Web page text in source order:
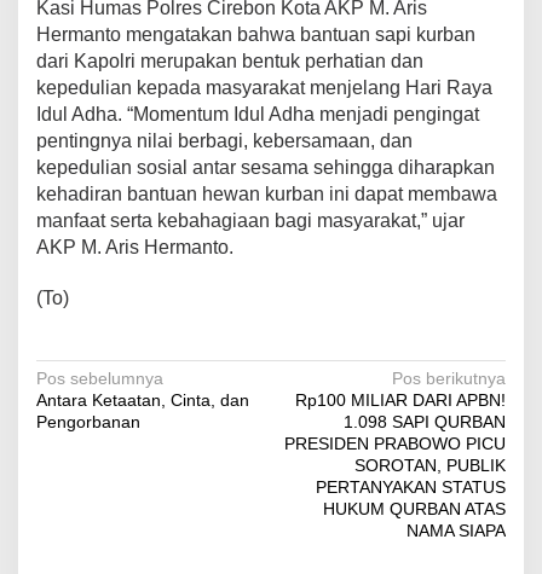
Kasi Humas Polres Cirebon Kota AKP M. Aris
Hermanto mengatakan bahwa bantuan sapi kurban
dari Kapolri merupakan bentuk perhatian dan
kepedulian kepada masyarakat menjelang Hari Raya
Idul Adha. “Momentum Idul Adha menjadi pengingat
pentingnya nilai berbagi, kebersamaan, dan
kepedulian sosial antar sesama sehingga diharapkan
kehadiran bantuan hewan kurban ini dapat membawa
manfaat serta kebahagiaan bagi masyarakat,” ujar
AKP M. Aris Hermanto.
(To)
Navigasi
pos
Pos sebelumnya
Antara Ketaatan, Cinta, dan
Pengorbanan
Pos berikutnya
Rp100 MILIAR DARI APBN!
1.098 SAPI QURBAN
PRESIDEN PRABOWO PICU
SOROTAN, PUBLIK
PERTANYAKAN STATUS
HUKUM QURBAN ATAS
NAMA SIAPA